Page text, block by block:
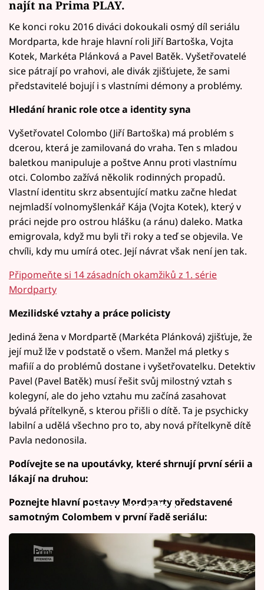
najít na Prima PLAY.
Ke konci roku 2016 diváci dokoukali osmý díl seriálu
Mordparta, kde hraje hlavní roli Jiří Bartoška, Vojta
Kotek, Markéta Plánková a Pavel Batěk. Vyšetřovatelé
sice pátrají po vrahovi, ale divák zjišťujete, že sami
představitelé bojují i s vlastními démony a problémy.
Hledání hranic role otce a identity syna
Vyšetřovatel Colombo (Jiří Bartoška) má problém s
dcerou, která je zamilovaná do vraha. Ten s mladou
baletkou manipuluje a poštve Annu proti vlastnímu
otci. Colombo zažívá několik rodinných propadů.
Vlastní identitu skrz absentující matku začne hledat
nejmladší volnomyšlenkář Kája (Vojta Kotek), který v
práci nejde pro ostrou hlášku (a ránu) daleko. Matka
emigrovala, když mu byli tři roky a teď se objevila. Ve
chvíli, kdy mu umírá otec. Její návrat však není jen tak.
Připomeňte si 14 zásadních okamžiků z 1. série
Mordparty
Mezilidské vztahy a práce policisty
Jediná žena v Mordpartě (Markéta Plánková) zjišťuje, že
její muž lže v podstatě o všem. Manžel má pletky s
mafiíí a do problémů dostane i vyšetřovatelku. Detektiv
Pavel (Pavel Batěk) musí řešit svůj milostný vztah s
kolegyní, ale do jeho vztahu mu začíná zasahovat
bývalá přítelkyně, s kterou přišli o dítě. Ta je psychicky
labilní a udělá všechno pro to, aby nová přítelkyně dítě
Pavla nedonosila.
Podívejte se na upoutávky, které shrnují první sérii a
lákají na druhou:
Failed to fetch
Failed to fetch
Poznejte hlavní postavy Mordparty představené
samotným Colombem v první řadě seriálu: